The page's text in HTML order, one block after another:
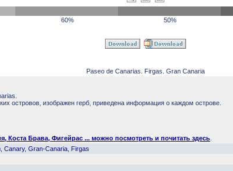
60% 50%
Paseo de Canarias. Firgas. Gran Canaria
островов, изображен герб, приведена информация о каждом острове.
Брава, Фигейрас ... можно посмотреть и почитать здесь
Canary, Gran-Canaria Firgas